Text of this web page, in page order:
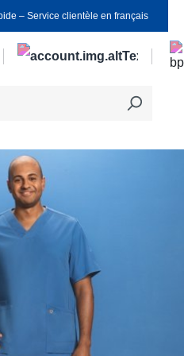
‒ Service clientèle en français